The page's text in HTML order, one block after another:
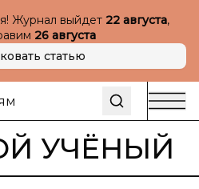
Журнал выйдет 22 августа,
26 августа
статью
УЧЁНЫЙ